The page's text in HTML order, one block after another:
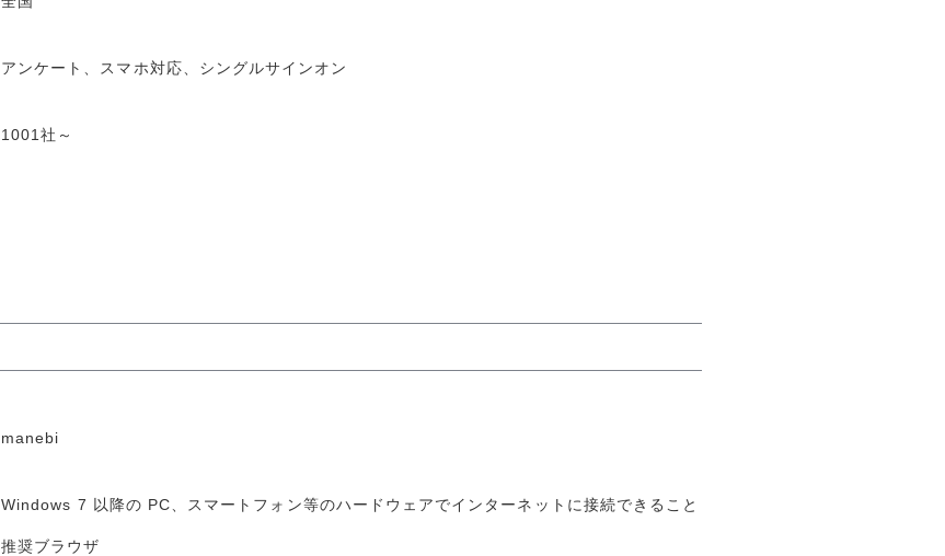
アンケート、スマホ対応、シングルサインオン
1001社～
manebi
Windows 7 以降の PC、スマートフォン等のハードウェアでインターネットに接続できること
推奨ブラウザ